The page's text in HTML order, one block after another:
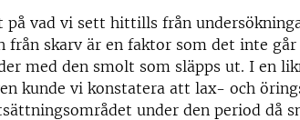
på vad vi sett hittills från
från skarv är en faktor som det inte
med den smolt som släpps ut. I en
kunde vi konstatera att lax- och
under den period då